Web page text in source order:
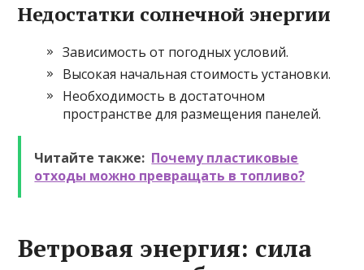
Недостатки солнечной энергии
Зависимость от погодных условий.
Высокая начальная стоимость установки.
Необходимость в достаточном
пространстве для размещения панелей.
Читайте также: Почему пластиковые
отходы можно превращать в топливо?
Ветровая энергия: сила